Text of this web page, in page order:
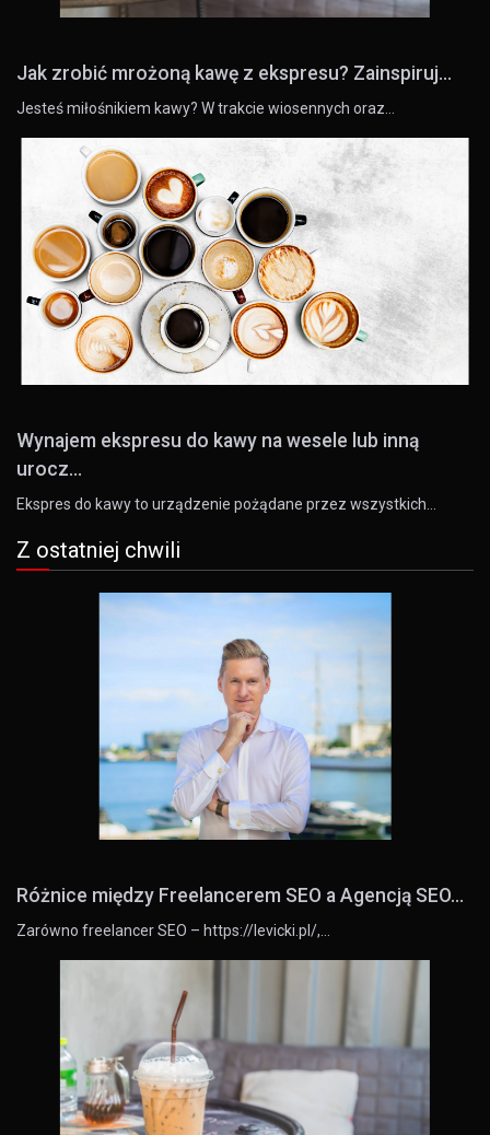
Jak zrobić mrożoną kawę z ekspresu? Zainspiruj...
Jesteś miłośnikiem kawy? W trakcie wiosennych oraz…
Wynajem ekspresu do kawy na wesele lub inną
urocz...
Ekspres do kawy to urządzenie pożądane przez wszystkich…
Z ostatniej chwili
Różnice między Freelancerem SEO a Agencją SEO...
Zarówno freelancer SEO – https://levicki.pl/,…